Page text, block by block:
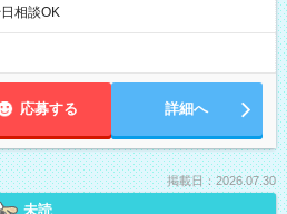
相談OK
応募する 詳細へ
掲載日：2026.07.30
未読